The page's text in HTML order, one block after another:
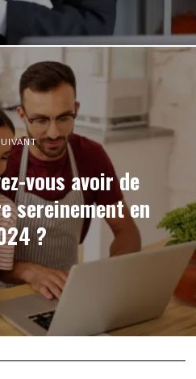
vous avoir de
sereinement en
?